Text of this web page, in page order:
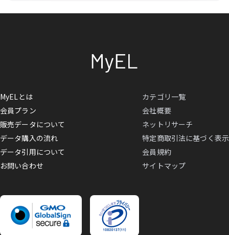
MyELとは
会員プラン
販売データについて
データ購入の流れ
データ引用について
お問い合わせ
カテゴリ一覧
会社概要
ネットリサーチ
特定商取引法に基づく表示
会員規約
サイトマップ